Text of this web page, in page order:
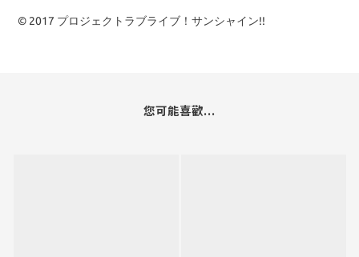
© 2017 プロジェクトラブライブ！サンシャイン!!
您可能喜歡...